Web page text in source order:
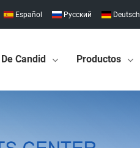
Español Pусский Deutsch
Candid Productos